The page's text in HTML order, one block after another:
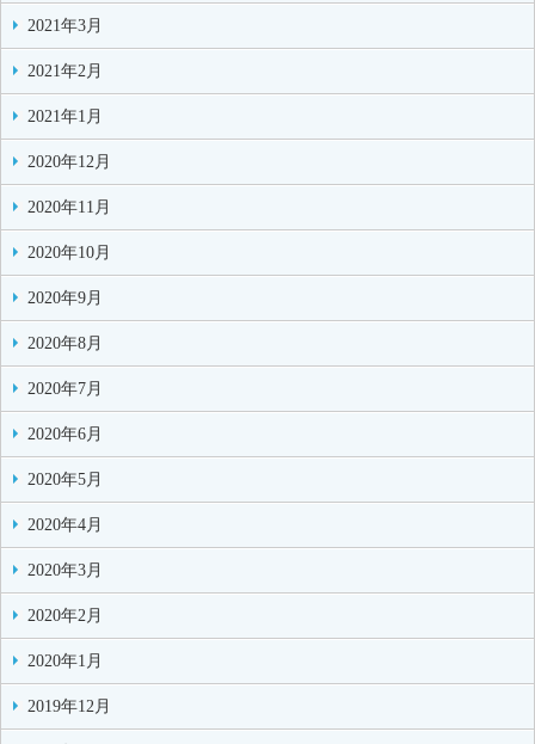
2021年3月
2021年2月
2021年1月
2020年12月
2020年11月
2020年10月
2020年9月
2020年8月
2020年7月
2020年6月
2020年5月
2020年4月
2020年3月
2020年2月
2020年1月
2019年12月